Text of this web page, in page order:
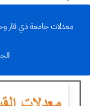
معدلات جامعة ذي قار